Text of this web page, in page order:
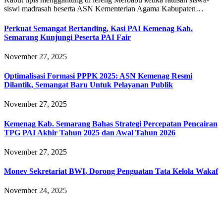
siswi madrasah beserta ASN Kementerian Agama Kabupaten…
Perkuat Semangat Bertanding, Kasi PAI Kemenag Kab.
Semarang Kunjungi Peserta PAI Fair
November 27, 2025
Optimalisasi Formasi PPPK 2025: ASN Kemenag Resmi
Dilantik, Semangat Baru Untuk Pelayanan Publik
November 27, 2025
Kemenag Kab. Semarang Bahas Strategi Percepatan Pencairan
TPG PAI Akhir Tahun 2025 dan Awal Tahun 2026
November 27, 2025
Monev Sekretariat BWI, Dorong Penguatan Tata Kelola Wakaf
November 24, 2025